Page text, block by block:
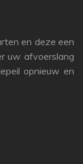
en deze een
uw afvoerslang
opnieuw en